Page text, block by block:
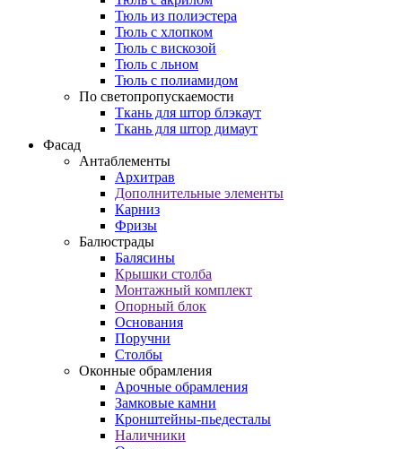
Тюль из полиэстера
Тюль с хлопком
Тюль с вискозой
Тюль с льном
Тюль с полиамидом
По светопропускаемости
Ткань для штор блэкаут
Ткань для штор димаут
Фасад
Антаблементы
Архитрав
Дополнительные элементы
Карниз
Фризы
Балюстрады
Балясины
Крышки столба
Монтажный комплект
Опорный блок
Основания
Поручни
Столбы
Оконные обрамления
Арочные обрамления
Замковые камни
Кронштейны-пьедесталы
Наличники